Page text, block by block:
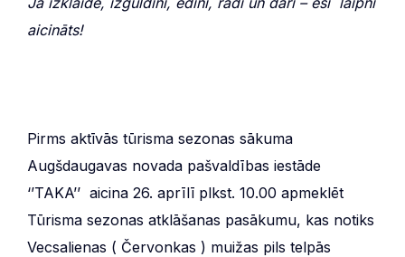
aicināts!
Pirms aktīvās tūrisma sezonas sākuma
Augšdaugavas novada pašvaldības iestāde
‘’TAKA’’ aicina 26. aprīlī plkst. 10.00 apmeklēt
Tūrisma sezonas atklāšanas pasākumu, kas notiks
Vecsalienas ( Červonkas ) muižas pils telpās